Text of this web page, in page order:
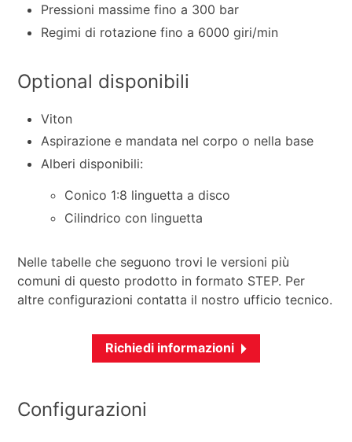
Pressioni massime fino a 300 bar
Regimi di rotazione fino a 6000 giri/min
Optional disponibili
Viton
Aspirazione e mandata nel corpo o nella base
Alberi disponibili:
Conico 1:8 linguetta a disco
Cilindrico con linguetta
Nelle tabelle che seguono trovi le versioni più
comuni di questo prodotto in formato STEP. Per
altre configurazioni contatta il nostro ufficio tecnico.
Richiedi informazioni
Configurazioni